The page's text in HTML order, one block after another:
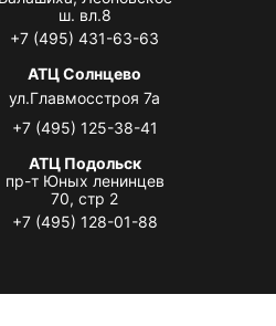
ш. вл.8
+7 (495) 431-63-63
АТЦ Солнцево
ул.Главмосстроя 7а
+7 (495) 125-38-41
АТЦ Подольск
пр-т Юных ленинцев
70, стр 2
+7 (495) 128-01-88